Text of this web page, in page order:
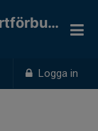
Logga in
Västsvenska Skyttesportförbundet